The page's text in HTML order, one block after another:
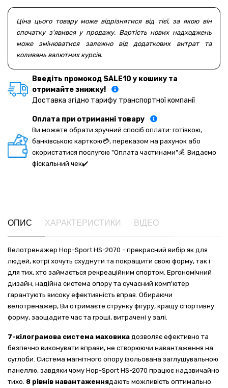
Ціна цього товару може відрізнятися від тієї, за якою він
спочатку з'явився у продажу. Вартість нових надходжень
може змінюватися залежно від додаткових витрат та
коливань валютних курсів.
Введіть промокод SALE10 у кошику та
отримайте знижку!
Доставка згідно тарифу транспортної компанії
Оплата при отриманні товару
Ви можете обрати зручний спосіб оплати: готівкою,
банківською карткою💳, переказом на рахунок або
скористатися послугою "Оплата частинами"💰. Видаємо
фіскальний чек✔️
ОПИС ХАРАКТЕРИСТИКИ ВІДЕО
Велотренажер Hop-Sport HS-2070 - прекрасний вибір як для
людей, котрі хочуть схуднути та покращити свою форму, так і
для тих, хто займається рекреаційним спортом. Ергономічний
дизайн, надійна система опору та сучасний комп'ютер
гарантують високу ефективність вправ. Обираючи
велотренажер, Ви отримаєте струнку фігуру, кращу спортивну
форму, заощадите час та гроші, витрачені у залі.
7-кілограмова система маховика дозволяє ефективно та
безпечно виконувати вправи, не створюючи навантаження на
суглоби. Система магнітного опору ізольована заглушувальною
панеллю, завдяки чому Hop-Sport HS-2070 працює надзвичайно
тихо. 8 рівнів навантаженнядають можливість оптимально